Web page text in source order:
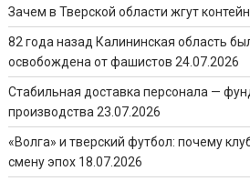
Зачем в Тверской области жгут
82 года назад Калининская область
освобождена от фашистов 24.07.2026
Стабильная доставка персонала —
производства 23.07.2026
«Волга» и тверский футбол: почему
смену эпох 18.07.2026